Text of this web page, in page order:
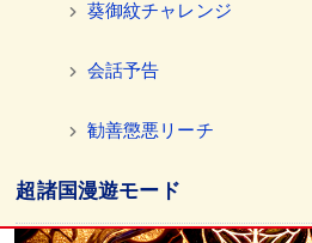
葵御紋チャレンジ
会話予告
勧善懲悪リーチ
超諸国漫遊モード